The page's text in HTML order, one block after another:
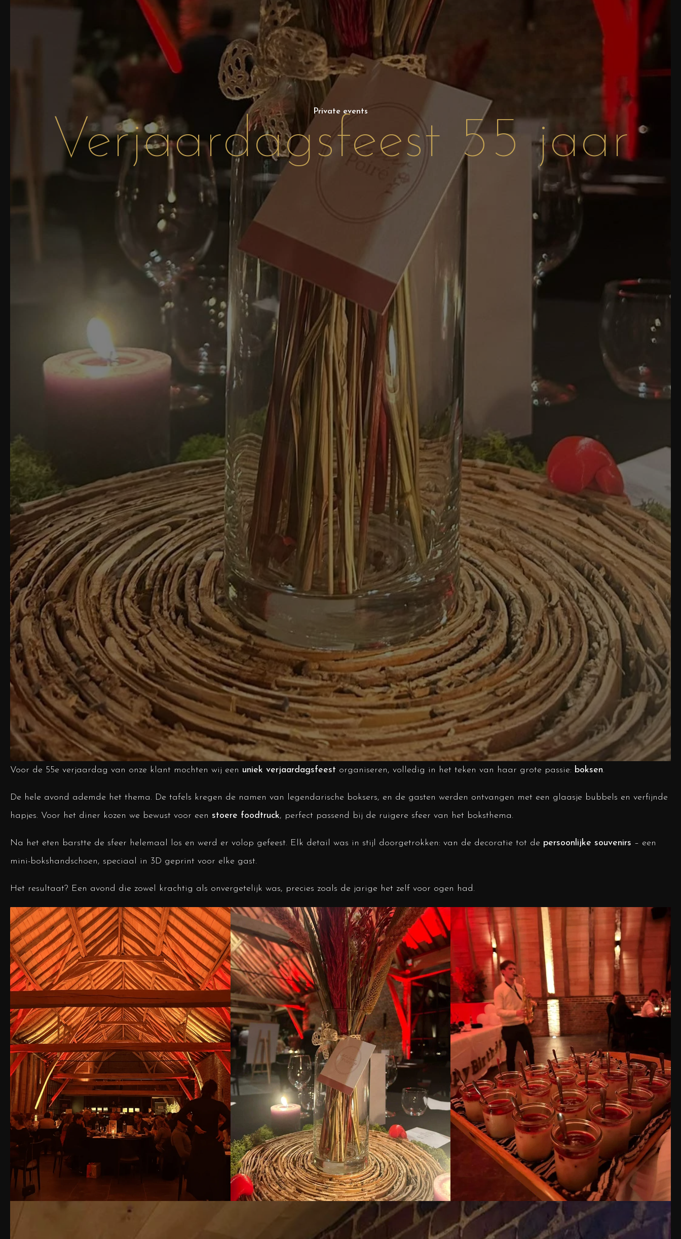
Private events
Verjaardagsfeest 55 jaar
Voor de 55e verjaardag van onze klant mochten wij een uniek verjaardagsfeest organiseren, volledig in het teken van haar grote passie: boksen.
De hele avond ademde het thema. De tafels kregen de namen van legendarische boksers, en de gasten werden ontvangen met een glaasje bubbels en verfijnde
hapjes. Voor het diner kozen we bewust voor een stoere foodtruck, perfect passend bij de ruigere sfeer van het boksthema.
Na het eten barstte de sfeer helemaal los en werd er volop gefeest. Elk detail was in stijl doorgetrokken: van de decoratie tot de persoonlijke souvenirs – een
mini-bokshandschoen, speciaal in 3D geprint voor elke gast.
Het resultaat? Een avond die zowel krachtig als onvergetelijk was, precies zoals de jarige het zelf voor ogen had.